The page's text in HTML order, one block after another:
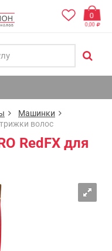
0
0,00
Машинки
волос
RedFX для